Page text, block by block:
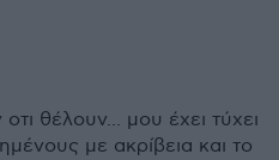
θέλουν... μου έχει τύχει
με ακρίβεια και το